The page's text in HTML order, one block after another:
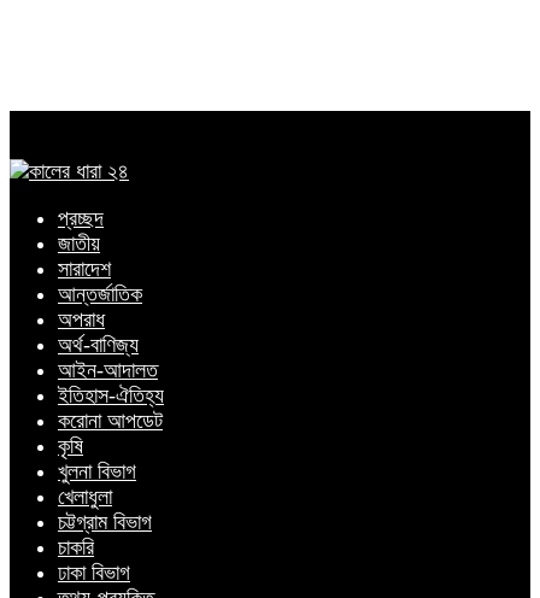
প্রচ্ছদ
জাতীয়
সারাদেশ
আন্তর্জাতিক
অপরাধ
অর্থ-বাণিজ্য
আইন-আদালত
ইতিহাস-ঐতিহ্য
করোনা আপডেট
কৃষি
খুলনা বিভাগ
খেলাধুলা
চট্টগ্রাম বিভাগ
চাকরি
ঢাকা বিভাগ